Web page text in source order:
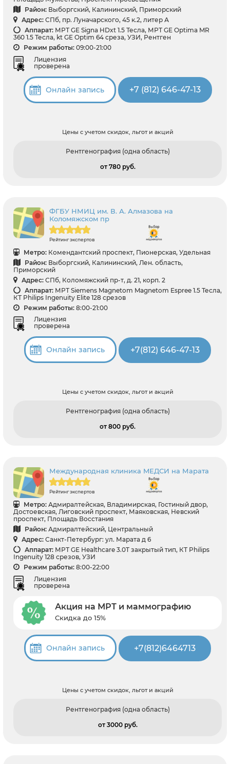
Район: Выборгский, Калининский, Приморский
Адрес: СПб, пр. Луначарского, 45 к.2, литер А
Аппарат: МРТ GE Signa HDxt 1.5 Тесла, МРТ GE Optima MR
360 1.5 Тесла, kt GE Optim 64 среза, УЗИ, Рентген
Режим работы: 09:00-21:00
Лицензия
проверена
Онлайн запись +7 (812) 646-47-13
Цены с учетом скидок, льгот и акций
Рентгенография (одна область)
от 780 pуб.
ФГБУ НМИЦ им. В. А. Алмазова на
Коломяжском пр
Рейтинг экспертов
Метро: Комендантский проспект, Пионерская, Удельная
Район: Выборгский, Калининский, Лен. область,
Приморский
Адрес: СПб, Коломяжский пр-т, д. 21, корп. 2
Аппарат: МРТ Siemens Magnetom Magnetom Espree 1.5 Тесла,
КТ Philips Ingenuity Elite 128 срезов
Режим работы: 8:00-21:00
Лицензия
проверена
Онлайн запись +7(812) 646-47-13
Цены с учетом скидок, льгот и акций
Рентгенография (одна область)
от 800 pуб.
Международная клиника MЕДСИ на Марата
Рейтинг экспертов
Метро: Адмиралтейская, Владимирская, Гостиный двор,
Достоевская, Лиговский проспект, Маяковская, Невский
проспект, Площадь Восстания
Район: Адмиралтейский, Центральный
Адрес: Санкт-Петербург: ул. Марата д 6
Аппарат: МРТ GЕ Healthcare 3.0T закрытый тип, КТ Philips
Ingenuity 128 срезов, УЗИ
Режим работы: 8:00-22:00
Лицензия
проверена
Акция на МРТ и маммографию
Скидка до 15%
Онлайн запись +7(812)6464713
Цены с учетом скидок, льгот и акций
Рентгенография (одна область)
от 3000 pуб.